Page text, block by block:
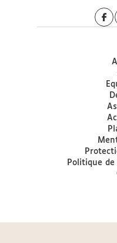
Politique de